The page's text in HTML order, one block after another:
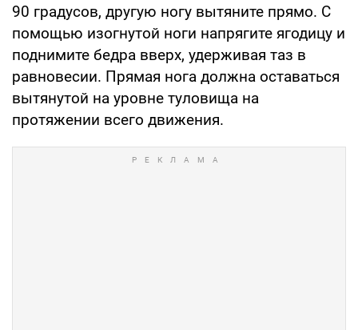
90 градусов, другую ногу вытяните прямо. С
помощью изогнутой ноги напрягите ягодицу и
поднимите бедра вверх, удерживая таз в
равновесии. Прямая нога должна оставаться
вытянутой на уровне туловища на
протяжении всего движения.